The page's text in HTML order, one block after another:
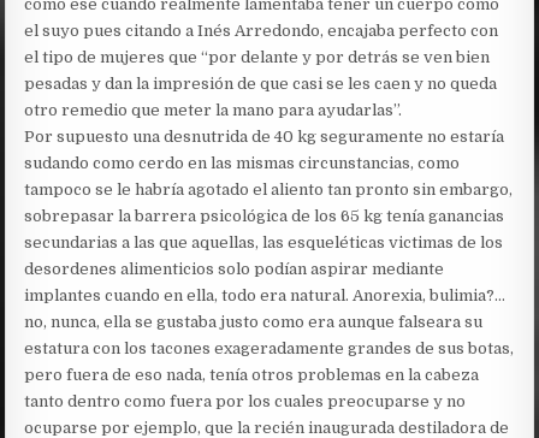
como ese cuando realmente lamentaba tener un cuerpo como
el suyo pues citando a Inés Arredondo, encajaba perfecto con
el tipo de mujeres que “por delante y por detrás se ven bien
pesadas y dan la impresión de que casi se les caen y no queda
otro remedio que meter la mano para ayudarlas”.
Por supuesto una desnutrida de 40 kg seguramente no estaría
sudando como cerdo en las mismas circunstancias, como
tampoco se le habría agotado el aliento tan pronto sin embargo,
sobrepasar la barrera psicológica de los 65 kg tenía ganancias
secundarias a las que aquellas, las esqueléticas victimas de los
desordenes alimenticios solo podían aspirar mediante
implantes cuando en ella, todo era natural. Anorexia, bulimia?…
no, nunca, ella se gustaba justo como era aunque falseara su
estatura con los tacones exageradamente grandes de sus botas,
pero fuera de eso nada, tenía otros problemas en la cabeza
tanto dentro como fuera por los cuales preocuparse y no
ocuparse por ejemplo, que la recién inaugurada destiladora de